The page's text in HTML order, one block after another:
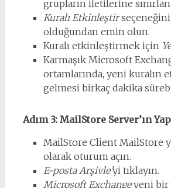
grupların iletilerine
Kuralı Etkinleştir
olduğundan emin olun.
Kuralı etkinleştirmek için
Karmaşık Microsoft
ortamlarında, yeni kuralın
gelmesi birkaç dakika
Adım 3: MailStore Server’ın
MailStore Client MailStore
olarak oturum açın.
E-posta Arşivle’yi tıklayın.
Microsoft Exchangeyeni bir